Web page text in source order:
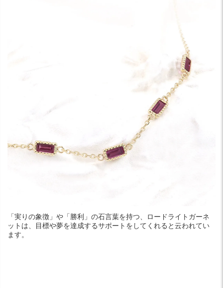
「実りの象徴」や「勝利」の石言葉を持つ、ロードライトガーネ
ットは、目標や夢を達成するサポートをしてくれると云われてい
ます。